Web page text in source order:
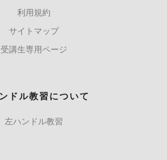
利用規約
サイトマップ
受講生専用ページ
ドル教習について
左ハンドル教習